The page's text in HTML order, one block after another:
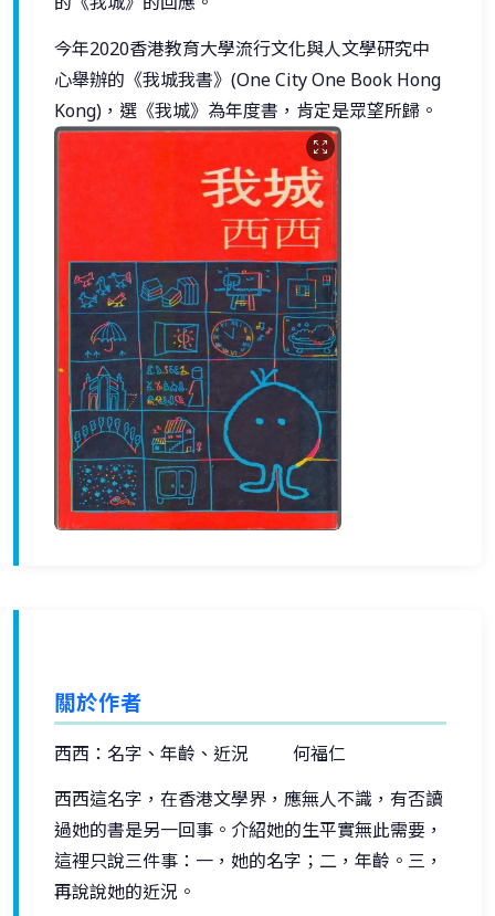
今年2020香港教育大學流行文化與人文學研究中
心舉辦的《我城我書》(One City One Book Hong
Kong)，選《我城》為年度書，肯定是眾望所歸。
關於作者
西西：名字、年齡、近況 何福仁
西西這名字，在香港文學界，應無人不識，有否讀
過她的書是另一回事。介紹她的生平實無此需要，
這裡只說三件事：一，她的名字；二，年齡。三，
再說說她的近況。